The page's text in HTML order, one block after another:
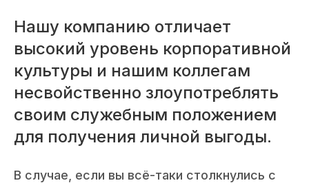
Нашу компанию отличает
высокий уровень корпоративной
культуры и нашим коллегам
несвойственно злоупотреблять
своим служебным положением
для получения личной выгоды.
В случае, если вы всё-таки столкнулись с